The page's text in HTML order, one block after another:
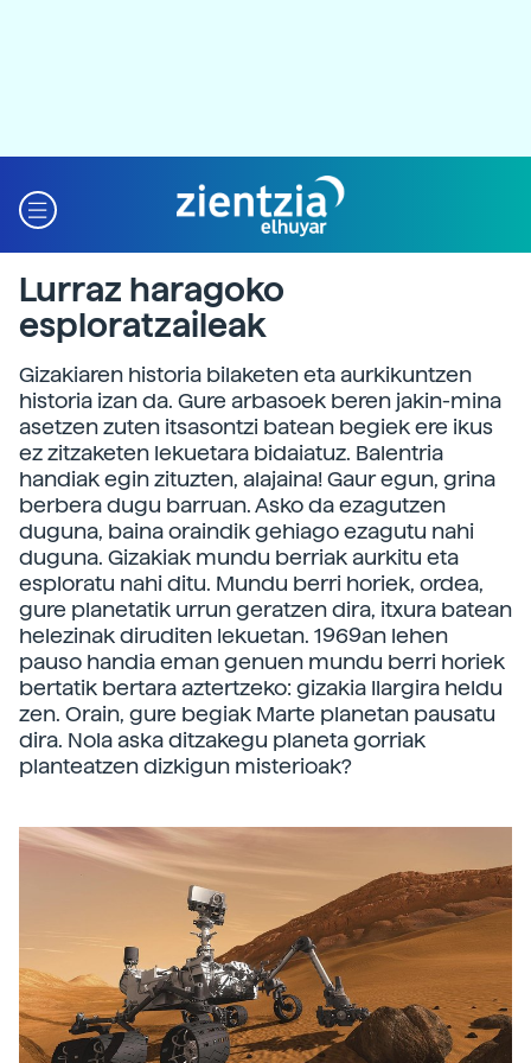
Lurraz haragoko
esploratzaileak
Gizakiaren historia bilaketen eta aurkikuntzen
historia izan da. Gure arbasoek beren jakin-mina
asetzen zuten itsasontzi batean begiek ere ikus
ez zitzaketen lekuetara bidaiatuz. Balentria
handiak egin zituzten, alajaina! Gaur egun, grina
berbera dugu barruan. Asko da ezagutzen
duguna, baina oraindik gehiago ezagutu nahi
duguna. Gizakiak mundu berriak aurkitu eta
esploratu nahi ditu. Mundu berri horiek, ordea,
gure planetatik urrun geratzen dira, itxura batean
helezinak diruditen lekuetan. 1969an lehen
pauso handia eman genuen mundu berri horiek
bertatik bertara aztertzeko: gizakia Ilargira heldu
zen. Orain, gure begiak Marte planetan pausatu
dira. Nola aska ditzakegu planeta gorriak
planteatzen dizkigun misterioak?